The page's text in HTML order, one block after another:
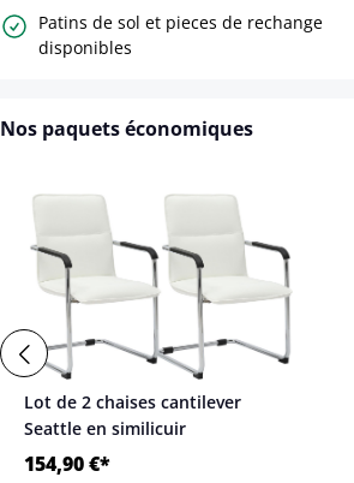
Patins de sol et pieces de rechange
disponibles
Nos paquets économiques
Lot de 2 chaises cantilever
Seattle en similicuir
154,90 €*